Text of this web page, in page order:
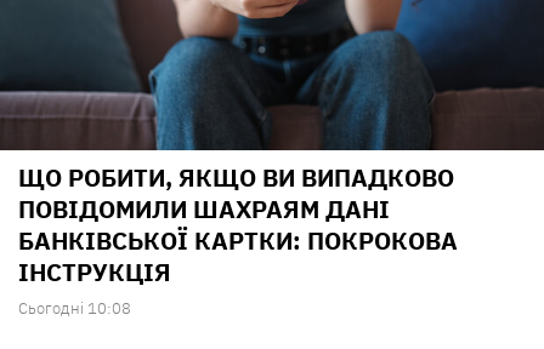
ЩО РОБИТИ, ЯКЩО ВИ ВИПАДКОВО
ПОВІДОМИЛИ ШАХРАЯМ ДАНІ
БАНКІВСЬКОЇ КАРТКИ: ПОКРОКОВА
ІНСТРУКЦІЯ
Сьогодні 10:08